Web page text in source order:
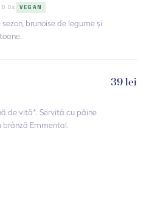
D Ds VEGAN
brunoise de legume și
de vită*. Servită cu pâine
Emmental.
39 lei